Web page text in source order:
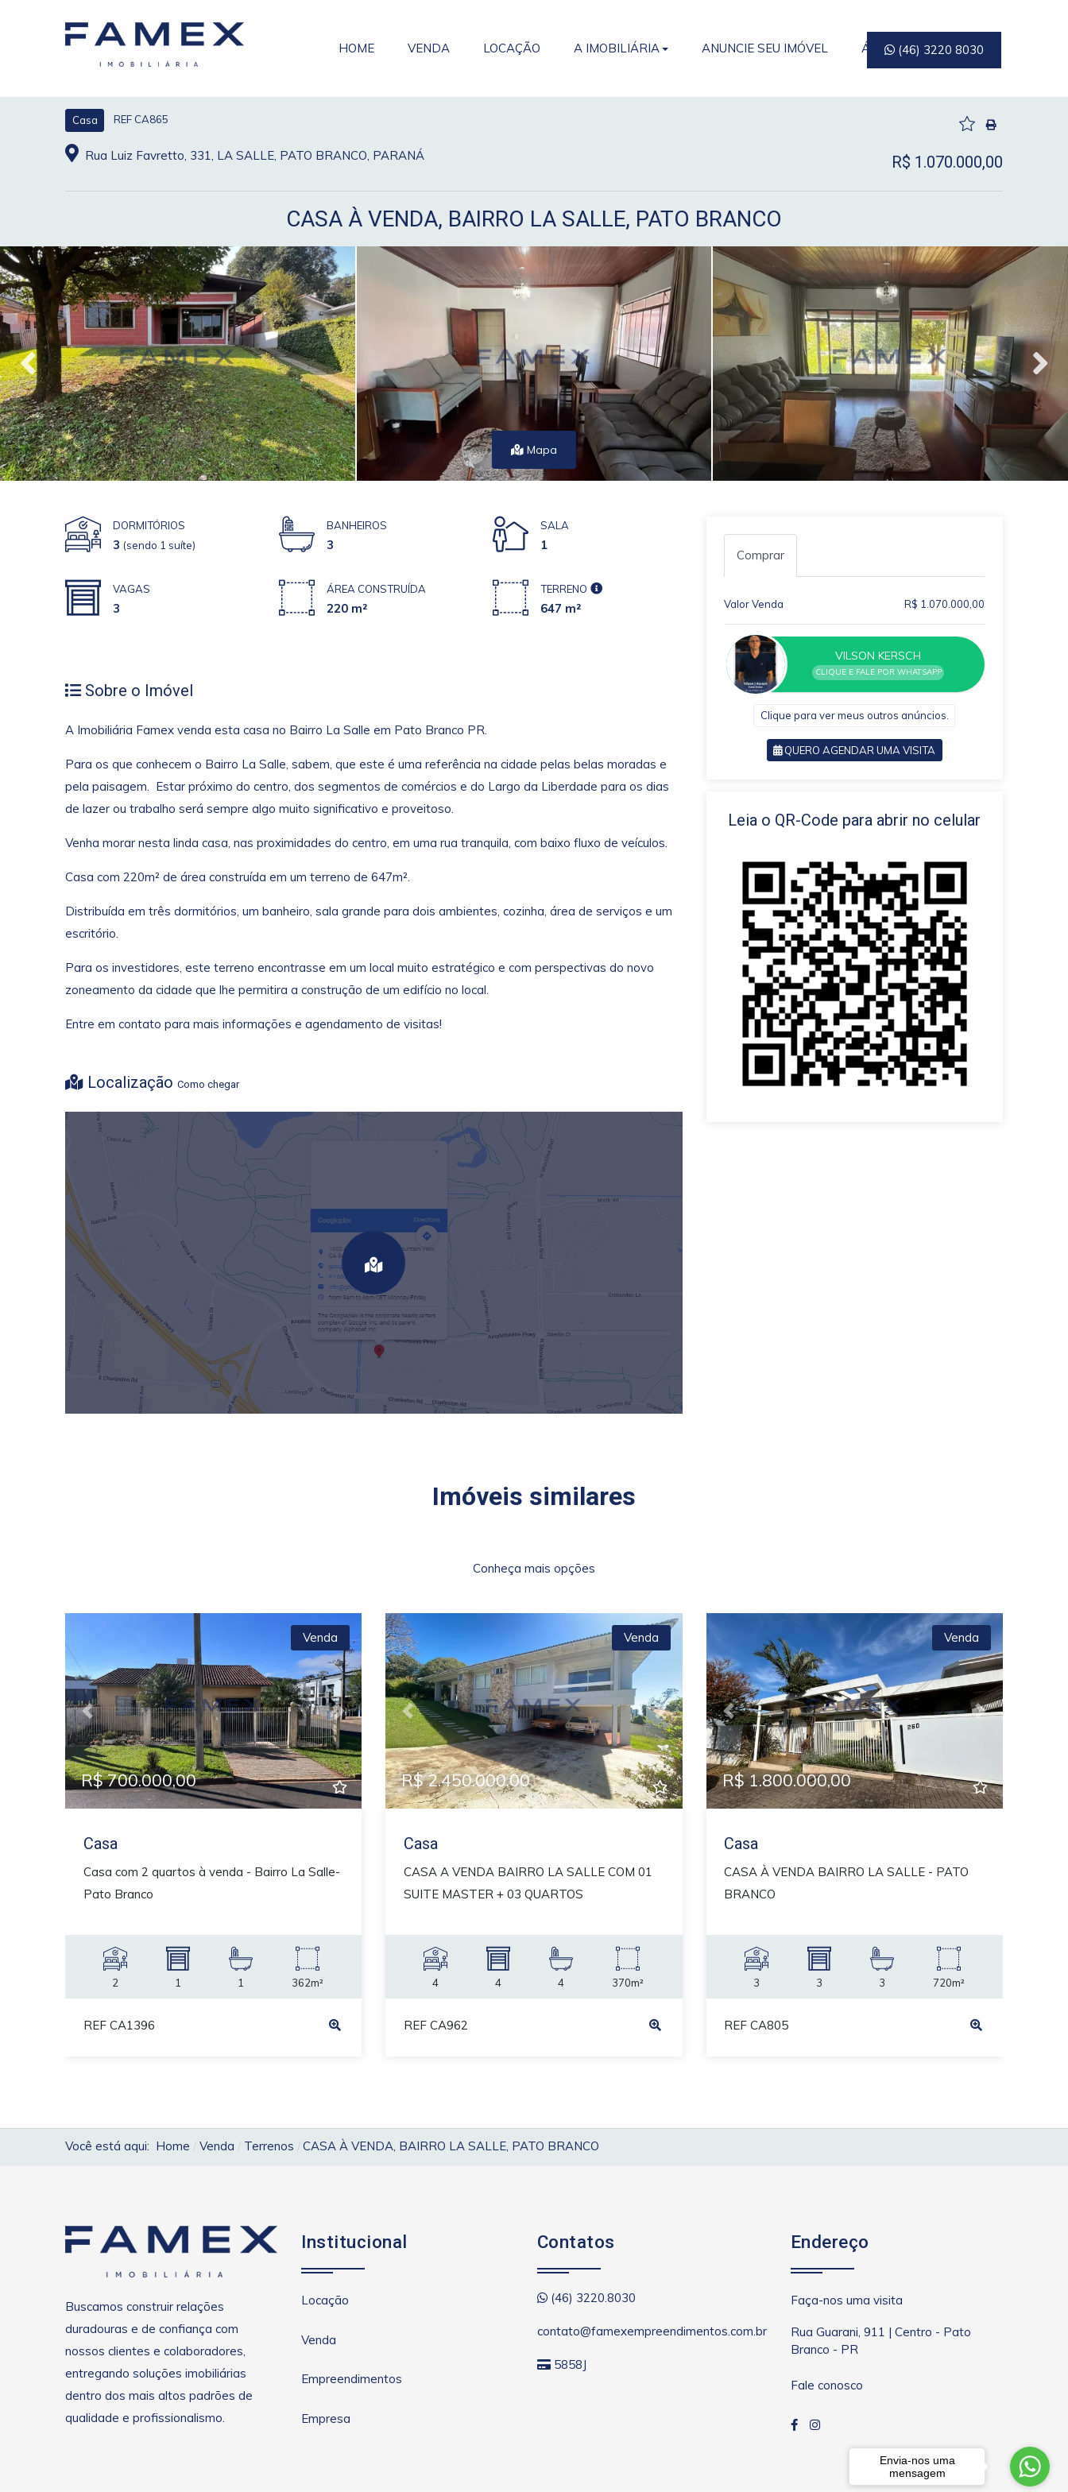
HOME VENDA LOCAÇÃO A IMOBILIÁRIA ANUNCIE SEU IMÓVEL ÁREA DO CLIENTE
(46) 3220 8030
Casa REF CA865
Rua Luiz Favretto, 331, LA SALLE, PATO BRANCO, PARANÁ R$ 1.070.000,00
CASA À VENDA, BAIRRO LA SALLE, PATO BRANCO
Mapa
DORMITÓRIOS
3 (sendo 1 suíte)
BANHEIROS
3
SALA
1
VAGAS
3
ÁREA CONSTRUÍDA
220 m²
TERRENO
647 m²
Sobre o Imóvel
A Imobiliária Famex venda esta casa no Bairro La Salle em Pato Branco PR.
Para os que conhecem o Bairro La Salle, sabem, que este é uma referência na cidade pelas belas moradas e
pela paisagem. Estar próximo do centro, dos segmentos de comércios e do Largo da Liberdade para os dias
de lazer ou trabalho será sempre algo muito significativo e proveitoso.
Venha morar nesta linda casa, nas proximidades do centro, em uma rua tranquila, com baixo fluxo de veículos.
Casa com 220m² de área construída em um terreno de 647m².
Distribuída em três dormitórios, um banheiro, sala grande para dois ambientes, cozinha, área de serviços e um
escritório.
Para os investidores, este terreno encontrasse em um local muito estratégico e com perspectivas do novo
zoneamento da cidade que lhe permitira a construção de um edifício no local.
Entre em contato para mais informações e agendamento de visitas!
LocalizaçãoComo chegar
Comprar
Valor Venda R$ 1.070.000,00
VILSON KERSCH
CLIQUE E FALE POR WHATSAPP
Clique para ver meus outros anúncios.
QUERO AGENDAR UMA VISITA
VOLTAR
Leia o QR-Code para abrir no celular
Imóveis similares
Conheça mais opções
Previous Next
Venda
R$ 700.000,00
Casa
Casa com 2 quartos à venda - Bairro La Salle-
Pato Branco
2 1 1 362m²
REF CA1396
Previous Next
Venda
R$ 2.450.000,00
Casa
CASA A VENDA BAIRRO LA SALLE COM 01
SUITE MASTER + 03 QUARTOS
4 4 4 370m²
REF CA962
Previous Next
Venda
R$ 1.800.000,00
Casa
CASA À VENDA BAIRRO LA SALLE - PATO
BRANCO
3 3 3 720m²
REF CA805
Você está aqui: Home Venda Terrenos CASA À VENDA, BAIRRO LA SALLE, PATO BRANCO
Buscamos construir relações
duradouras e de confiança com
nossos clientes e colaboradores,
entregando soluções imobiliárias
dentro dos mais altos padrões de
qualidade e profissionalismo.
Institucional
Locação
Venda
Empreendimentos
Empresa
Contatos
(46) 3220.8030
contato@famexempreendimentos.com.br
5858J
Endereço
Faça-nos uma visita
Rua Guarani, 911 | Centro - Pato
Branco - PR
Fale conosco
Envia-nos uma
mensagem